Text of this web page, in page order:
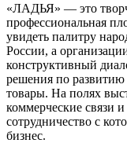
«ЛАДЬЯ» — это
профессиональная
увидеть палитру
России, а
конструктивный
решения по
товары. На полях
коммерческие связи
сотрудничество с
бизнес.